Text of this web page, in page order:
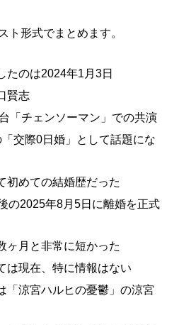
ト形式でまとめます。
たのは2024年1月3日
賢志
「チェンソーマン」での共演
交際0日婚」として話題にな
初めての結婚歴だった
の2025年8月5日に離婚を正式
ヶ月と非常に短かった
は現在、特に情報はない
「涼宮ハルヒの憂鬱」の涼宮